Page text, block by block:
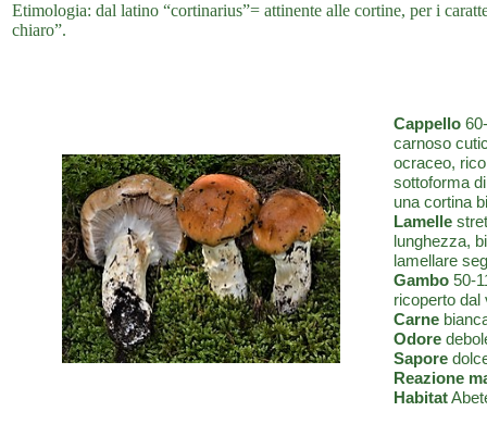
Etimologia: dal latino “cortinarius”= attinente alle cortine, per i
chiaro”.
Cappello
carnoso
ocraceo,
sottoforma
una cortina
Lamelle
lunghezza,
lamellare
Gambo 50-
ricoperto dal
Carne
Odore
Sapore
Reazione
Habitat